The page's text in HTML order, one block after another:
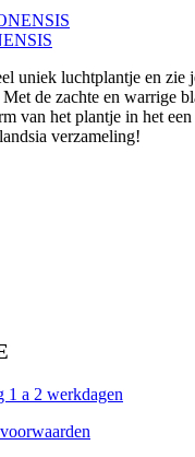
uniek luchtplantje en zie
de zachte en warrige
van het plantje in het
verzameling!
1 a 2 werkdagen